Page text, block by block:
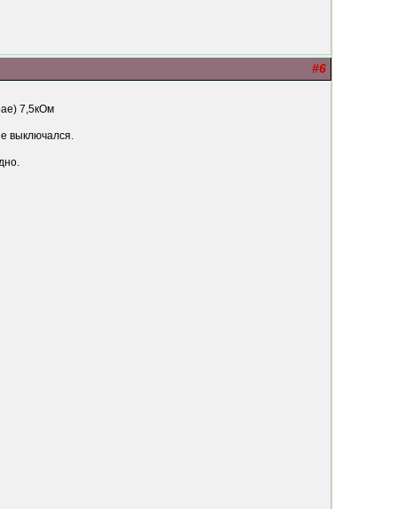
#6
7,5кОм
выключался.